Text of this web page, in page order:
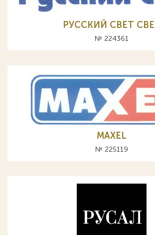
РУССКИЙ СВЕТ
№ 224361
MAXEL
№ 225119